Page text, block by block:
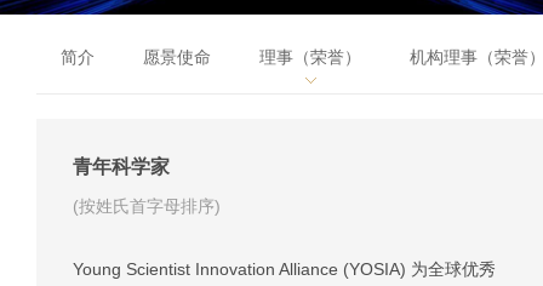
简介 愿景使命 理事（荣誉） 机构理事（荣誉
青年科学家
(按姓氏首字母排序)
Young Scientist Innovation Alliance (YOSIA) 为全球优秀